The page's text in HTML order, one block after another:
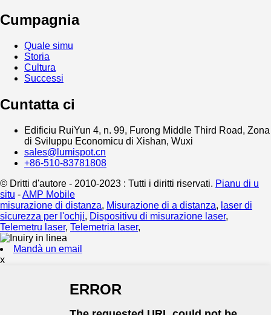
Cumpagnia
Quale simu
Storia
Cultura
Successi
Cuntatta ci
Edificiu RuiYun 4, n. 99, Furong Middle Third Road, Zona
di Sviluppu Economicu di Xishan, Wuxi
sales@lumispot.cn
+86-510-83781808
© Dritti d'autore - 2010-2023 : Tutti i diritti riservati. Pianu di u
situ -AMP Mobile
misurazione di distanza, Misurazione di a distanza, laser di
sicurezza per l'ochji, Dispositivu di misurazione laser,
Telemetru laser, Telemetria laser,
Mandà un email
x